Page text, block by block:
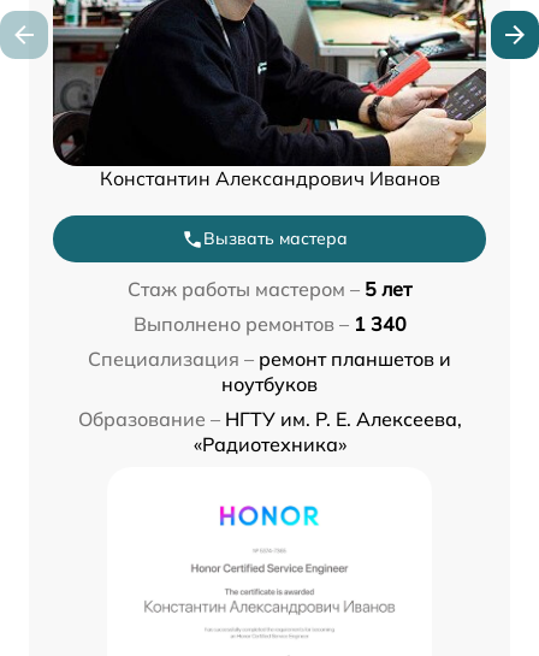
Константин Александрович Иванов
Вызвать мастера
Стаж работы мастером – 5 лет
Выполнено ремонтов – 1 340
Специализация – ремонт планшетов и
ноутбуков
Образование – НГТУ им. Р. Е. Алексеева,
«Радиотехника»